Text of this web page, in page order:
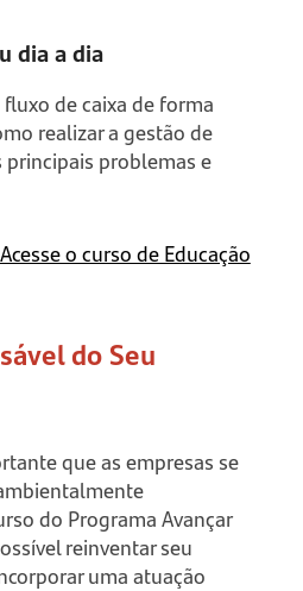
dia a dia
de caixa de forma
realizar a gestão de
problemas e
o curso de Educação
do Seu
que as empresas se
do Programa Avançar
reinventar seu
uma atuação